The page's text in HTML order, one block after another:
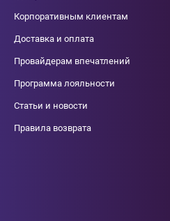
Корпоративным клиентам
Доставка и оплата
Провайдерам впечатлений
Программа лояльности
Статьи и новости
Правила возврата